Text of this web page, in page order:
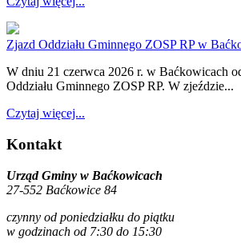
Zjazd Oddziału Gminnego ZOSP RP w
W dniu 21 czerwca 2026 r. w Baćkowicach
Oddziału Gminnego ZOSP RP. W zjeździe...
Czytaj więcej...
Kontakt
Urząd Gminy w Baćkowicach
27-552 Baćkowice 84
czynny od poniedziałku do piątku
w godzinach od 7:30 do 15:30